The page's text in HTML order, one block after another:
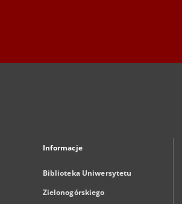
Informacje
Biblioteka Uniwersytetu
Zielonogórskiego